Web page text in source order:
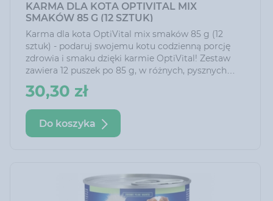
KARMA DLA KOTA OPTIVITAL MIX
SMAKÓW 85 G (12 SZTUK)
Karma dla kota OptiVital mix smaków 85 g (12
sztuk) - podaruj swojemu kotu codzienną porcję
zdrowia i smaku dzięki karmie OptiVital! Zestaw
zawiera 12 puszek po 85 g, w różnych, pysznych
wariantach smakowych – idealnych, by zaspokoić
nawet najbardziej wybredne kocie podniebienia.
30,30 zł
Do koszyka